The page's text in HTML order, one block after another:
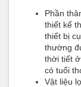
Phần
thiết kế
thiết bị
thường
thời tiết
có tuổi
Vật liệu